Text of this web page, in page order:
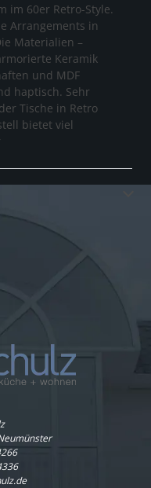
im 60er Retro-Style.
Arrangements in
Materialien –
Keramik
und MDF
haptisch. Sehr
Tische in Retro
bietet viel